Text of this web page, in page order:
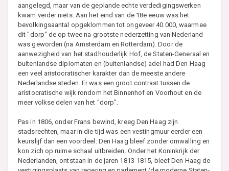
aangelegd, maar van de geplande echte verdedigingswerken
kwam verder niets. Aan het eind van de 18e eeuw was het
bevolkingsaantal opgeklommen tot ongeveer 40.000, waarmee
dit "dorp" de op twee na grootste nederzetting van Nederland
was geworden (na Amsterdam en Rotterdam). Door de
aanwezigheid van het stadhouderlijk Hof, de Staten-Generaal en
buitenlandse diplomaten en (buitenlandse) adel had Den Haag
een veel aristocratischer karakter dan de meeste andere
Nederlandse steden. Er was een groot contrast tussen de
aristocratische wijk rondom het Binnenhof en Voorhout en de
meer volkse delen van het "dorp".
Pas in 1806, onder Frans bewind, kreeg Den Haag zijn
stadsrechten, maar in die tijd was een vestingmuur eerder een
keurslijf dan een voordeel: Den Haag bleef zonder omwalling en
kon zich op ruime schaal uitbreiden. Onder het Koninkrijk der
Nederlanden, ontstaan in de jaren 1813-1815, bleef Den Haag de